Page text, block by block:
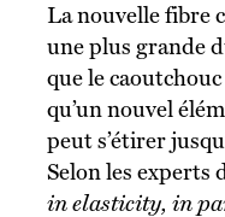
La nouvelle fibre créée par DuPont promettait
une plus grande
que le
qu’un nouvel
peut s’étirer
Selon les experts
in elasticity, in